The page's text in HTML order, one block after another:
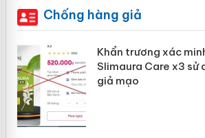
Chống hàng giả
Khẩn trương xác
Slimaura Care x3 sử
giả mạo